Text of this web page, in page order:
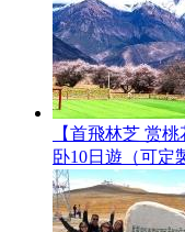
【首飛林芝 赏
卧10日遊（可定